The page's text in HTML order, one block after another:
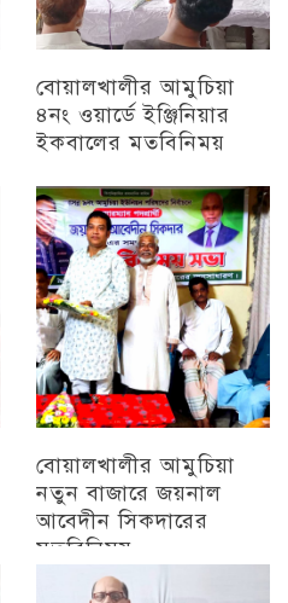
বোয়ালখালীর আমুচিয়া
৪নং ওয়ার্ডে ইঞ্জিনিয়ার
ইকবালের মতবিনিময়
চট্টগ্রাম
বোয়ালখালীর আমুচিয়া
নতুন বাজারে জয়নাল
আবেদীন সিকদারের
মতবিনিময়
চট্টগ্রাম